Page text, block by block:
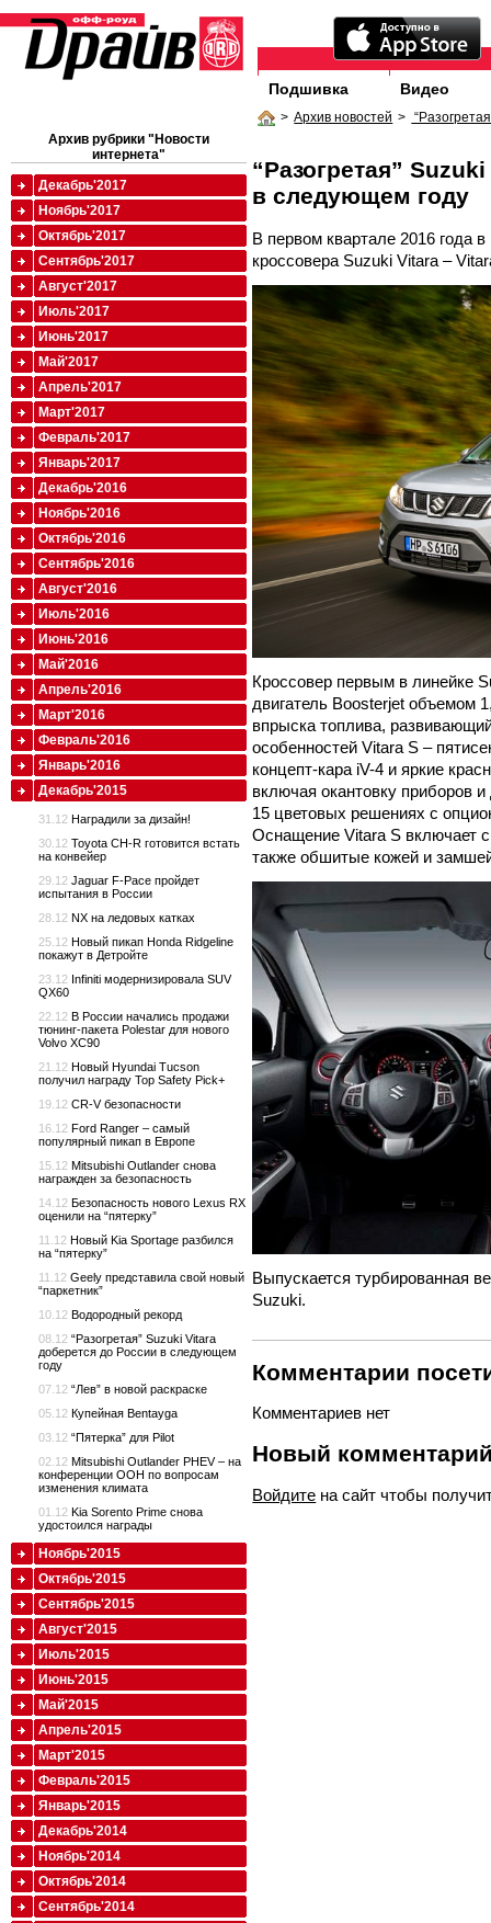
Подшивка Видео
> Архив новостей >
“Разогретая”
в следующем году
В первом квартале 2016 года
кроссовера Suzuki Vitara –
Кроссовер первым в линейке
двигатель Boosterjet объемом
впрыска топлива,
особенностей Vitara S –
концепт-кара iV-4 и яркие
включая окантовку приборов
15 цветовых решениях с
Оснащение Vitara S включает
также обшитые кожей и
Выпускается турбированная
Suzuki.
Комментарии
Комментариев нет
Новый
Войдите на сайт чтобы
Архив рубрики "Новости
интернета"
Декабрь'2017
Ноябрь'2017
Октябрь'2017
Сентябрь'2017
Август'2017
Июль'2017
Июнь'2017
Май'2017
Апрель'2017
Март'2017
Февраль'2017
Январь'2017
Декабрь'2016
Ноябрь'2016
Октябрь'2016
Сентябрь'2016
Август'2016
Июль'2016
Июнь'2016
Май'2016
Апрель'2016
Март'2016
Февраль'2016
Январь'2016
Декабрь'2015
31.12 Наградили за дизайн!
30.12 Toyota CH-R готовится встать
на конвейер
29.12 Jaguar F-Pace пройдет
испытания в России
28.12 NX на ледовых катках
25.12 Новый пикап Honda Ridgeline
покажут в Детройте
23.12 Infiniti модернизировала SUV
QX60
22.12 В России начались продажи
тюнинг-пакета Polestar для нового
Volvo XC90
21.12 Новый Hyundai Tucson
получил награду Top Safety Pick+
19.12 CR-V безопасности
16.12 Ford Ranger – самый
популярный пикап в Европе
15.12 Mitsubishi Outlander снова
награжден за безопасность
14.12 Безопасность нового Lexus RX
оценили на “пятерку”
11.12 Новый Kia Sportage разбился
на “пятерку”
11.12 Geely представила свой новый
“паркетник”
10.12 Водородный рекорд
08.12 “Разогретая” Suzuki Vitara
доберется до России в следующем
году
07.12 “Лев” в новой раскраске
05.12 Купейная Bentayga
03.12 “Пятерка” для Pilot
02.12 Mitsubishi Outlander PHEV – на
конференции ООН по вопросам
изменения климата
01.12 Kia Sorento Prime снова
удостоился награды
Ноябрь'2015
Октябрь'2015
Сентябрь'2015
Август'2015
Июль'2015
Июнь'2015
Май'2015
Апрель'2015
Март'2015
Февраль'2015
Январь'2015
Декабрь'2014
Ноябрь'2014
Октябрь'2014
Сентябрь'2014